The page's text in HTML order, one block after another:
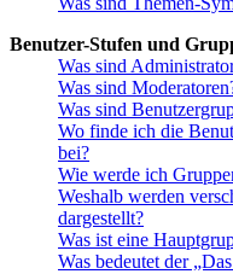
Benutzer-Stufen und
Was sind
Was sind
Was sind
Wo finde ich die
bei?
Wie werde ich
Weshalb werden
dargestellt?
Was ist eine
Was bedeutet der